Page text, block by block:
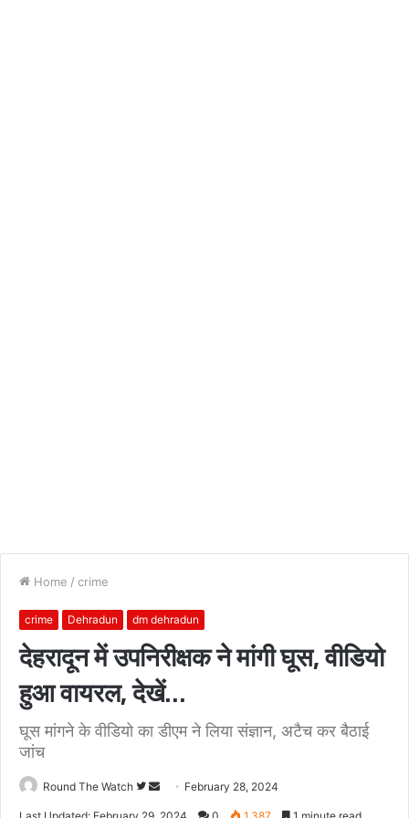
Home / crime
crime Dehradun dm dehradun
देहरादून में उपनिरीक्षक ने मांगी घूस, वीडियो
हुआ वायरल, देखें…
घूस मांगने के वीडियो का डीएम ने लिया संज्ञान, अटैच कर बैठाई
जांच
Round The Watch
Follow
Send February 28, 2024